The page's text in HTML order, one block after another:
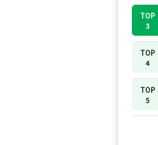
TOP
3
TOP
4
TOP
5